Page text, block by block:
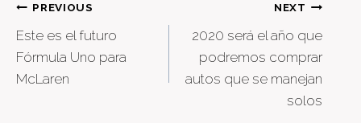
Post
navigation
PREVIOUS
Este es el futuro
Fórmula Uno para
McLaren
NEXT
2020 será el año que
podremos comprar
autos que se manejan
solos